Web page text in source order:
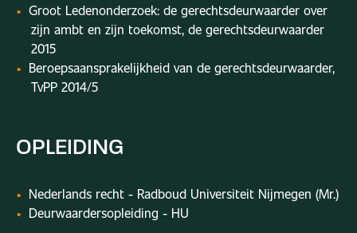
Groot Ledenonderzoek: de gerechtsdeurwaarder over
zijn ambt en zijn toekomst, de gerechtsdeurwaarder
2015
Beroepsaansprakelijkheid van de gerechtsdeurwaarder,
TvPP 2014/5
OPLEIDING
Nederlands recht - Radboud Universiteit Nijmegen (Mr.)
Deurwaardersopleiding - HU